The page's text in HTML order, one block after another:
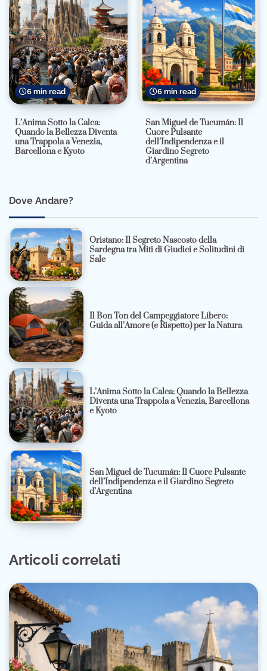
6 min read
L’Anima Sotto la Calca:
Quando la Bellezza Diventa
una Trappola a Venezia,
Barcellona e Kyoto
6 min read
San Miguel de Tucumán: Il
Cuore Pulsante
dell’Indipendenza e il
Giardino Segreto
d’Argentina
Dove Andare?
Oristano: Il Segreto Nascosto della
Sardegna tra Miti di Giudici e Solitudini di
Sale
Il Bon Ton del Campeggiatore Libero:
Guida all’Amore (e Rispetto) per la Natura
L’Anima Sotto la Calca: Quando la Bellezza
Diventa una Trappola a Venezia, Barcellona
e Kyoto
San Miguel de Tucumán: Il Cuore Pulsante
dell’Indipendenza e il Giardino Segreto
d’Argentina
Articoli correlati